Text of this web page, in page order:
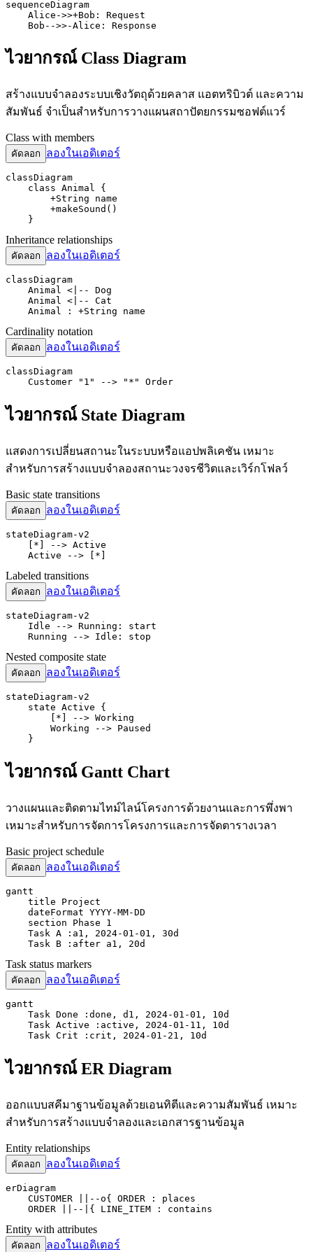
sequenceDiagram
    Alice->>+Bob: Request
    Bob-->>-Alice: Response
ไวยากรณ์ Class Diagram
สร้างแบบจำลองระบบเชิงวัตถุด้วยคลาส แอตทริบิวต์ และความ
สัมพันธ์ จำเป็นสำหรับการวางแผนสถาปัตยกรรมซอฟต์แวร์
Class with members
คัดลอก ลองในเอดิเตอร์
classDiagram
    class Animal {
        +String name
        +makeSound()
    }
Inheritance relationships
คัดลอก ลองในเอดิเตอร์
classDiagram
    Animal <|-- Dog
    Animal <|-- Cat
    Animal : +String name
Cardinality notation
คัดลอก ลองในเอดิเตอร์
classDiagram
    Customer "1" --> "*" Order
ไวยากรณ์ State Diagram
แสดงการเปลี่ยนสถานะในระบบหรือแอปพลิเคชัน เหมาะ
สำหรับการสร้างแบบจำลองสถานะวงจรชีวิตและเวิร์กโฟลว์
Basic state transitions
คัดลอก ลองในเอดิเตอร์
stateDiagram-v2
    [*] --> Active
    Active --> [*]
Labeled transitions
คัดลอก ลองในเอดิเตอร์
stateDiagram-v2
    Idle --> Running: start
    Running --> Idle: stop
Nested composite state
คัดลอก ลองในเอดิเตอร์
stateDiagram-v2
    state Active {
        [*] --> Working
        Working --> Paused
    }
ไวยากรณ์ Gantt Chart
วางแผนและติดตามไทม์ไลน์โครงการด้วยงานและการพึ่งพา
เหมาะสำหรับการจัดการโครงการและการจัดตารางเวลา
Basic project schedule
คัดลอก ลองในเอดิเตอร์
gantt
    title Project
    dateFormat YYYY-MM-DD
    section Phase 1
    Task A :a1, 2024-01-01, 30d
    Task B :after a1, 20d
Task status markers
คัดลอก ลองในเอดิเตอร์
gantt
    Task Done :done, d1, 2024-01-01, 10d
    Task Active :active, 2024-01-11, 10d
    Task Crit :crit, 2024-01-21, 10d
ไวยากรณ์ ER Diagram
ออกแบบสคีมาฐานข้อมูลด้วยเอนทิตีและความสัมพันธ์ เหมาะ
สำหรับการสร้างแบบจำลองและเอกสารฐานข้อมูล
Entity relationships
คัดลอก ลองในเอดิเตอร์
erDiagram
    CUSTOMER ||--o{ ORDER : places
    ORDER ||--|{ LINE_ITEM : contains
Entity with attributes
คัดลอก ลองในเอดิเตอร์